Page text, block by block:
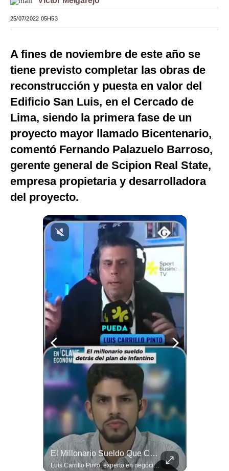
Estilos
Mundo
EEUU
México
España
Tecnología
Club del Suscriptor
Mix
G de Gestión
Notas Contratadas
Fotogalerías
gestion.pe
25/07/2022 05H53
A fines de noviembre de este año se
tiene previsto completar las obras de
reconstrucción y puesta en valor del
Edificio San Luis, en el Cercado de
Lima, siendo la primera fase de un
proyecto mayor llamado Bicentenario,
comentó Fernando Palazuelo Barroso,
gerente general de Scipion Real State,
empresa propietaria y desarrolladora
del proyecto.
El Millonario Sueldo Que Casi Cobra Infantino Por La Nueva Empresa De La FIFA | #EnClaveEconómica
Luis Carrillo Pinto, experto en negocios deportivos, cuenta que federaciones europeas ya pedían la salida de Gianni Infantino. Además, explicó que el presidente de la FIFA habría recibido US$30 millones anuales por dirigir la nueva empresa, diez veces más de lo que ganaba en la organización. #FIFA #GianniInfantino #LuisCarrilloPinto #APEMD #NegociosDeportivos #Mundial #Futbol #NoticiasDeportivas #Shorts 👉 Suscríbete y activa la campana para no perderte nuestro análisis diario. 🌎 Síguenos en nuestras redes sociales: 📌 Web oficial: https://gestion.pe/mundo/ 📌 LinkedIn: http://bit.ly/3HYIET0 📌 X (Twitter): http://bit.ly/4noZtX9 📌 TikTok: http://bit.ly/4evB6TO